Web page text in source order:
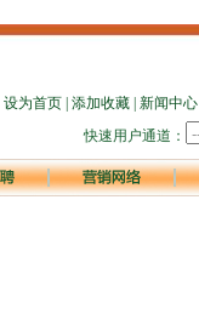
设为首页 添加收藏 新闻中心
快速用户通道：